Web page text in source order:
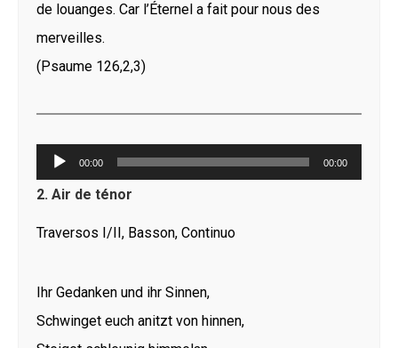
de louanges. Car l’Éternel a fait pour nous des
merveilles.
(Psaume 126,2,3)
Lecteur
audio
00:00 00:00
2. Air de ténor
Traversos I/II, Basson, Continuo
Ihr Gedanken und ihr Sinnen,
Schwinget euch anitzt von hinnen,